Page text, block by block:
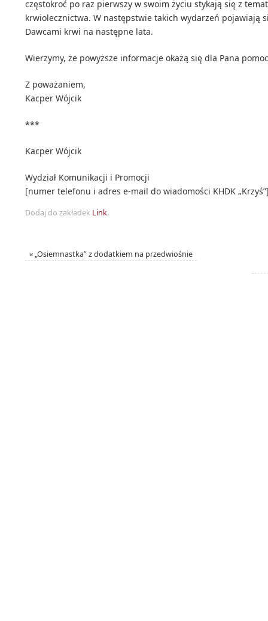
częstokroć po raz pierwszy w swoim życiu stykają się z
krwiolecznictwa. W następstwie takich wydarzeń pojawiają
Dawcami krwi na następne lata.
Wierzymy, że powyższe informacje okażą się dla Pana
Z poważaniem,
Kacper Wójcik
***
Kacper Wójcik
Wydział Komunikacji i Promocji
[numer telefonu i adres e-mail do wiadomości KHDK
Dodaj do zakładek Link.
« „Osiemnastka” z dodatkiem na przedwiośnie